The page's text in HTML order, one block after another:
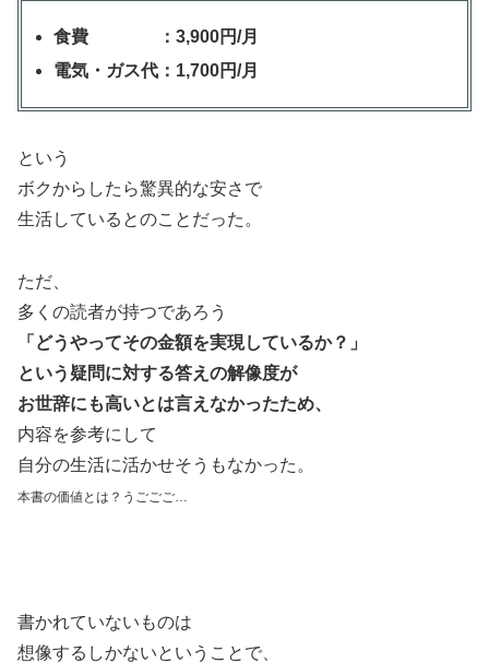
食費 ：3,900円/月
電気・ガス代：1,700円/月
という
ボクからしたら驚異的な安さで
生活しているとのことだった。
ただ、
多くの読者が持つであろう
「どうやってその金額を実現しているか？」
という疑問に対する答えの解像度が
お世辞にも高いとは言えなかったため、
内容を参考にして
自分の生活に活かせそうもなかった。
本書の価値とは？うごごご…
書かれていないものは
想像するしかないということで、